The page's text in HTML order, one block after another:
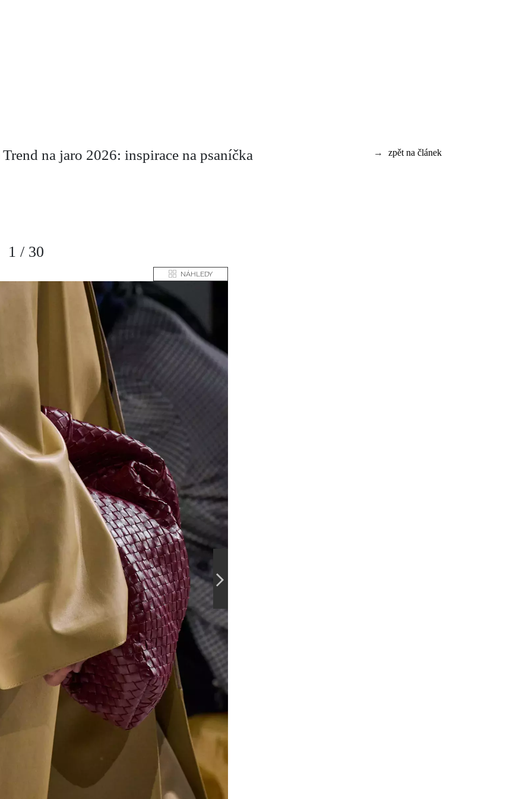
→ zpět na článek
na jaro 2026: inspirace na psaníčka
1 / 30
NÁHLEDY